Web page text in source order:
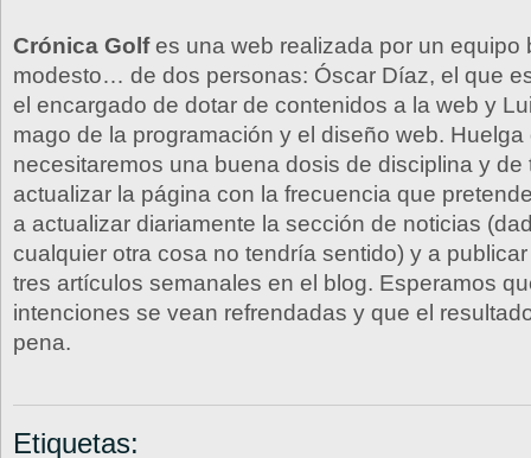
Crónica Golfes una web realizada por un equipo
modesto… de dos personas: Óscar Díaz, el que
el encargado de dotar de contenidos a la web y
mago de la programación y el diseño web. Huelga
necesitaremos una buena dosis de disciplina y de
actualizar la página con la frecuencia que
a actualizar diariamente la sección de noticias
cualquier otra cosa no tendría sentido) y a
tres artículos semanales en el blog. Esperamos
intenciones se vean refrendadas y que el
pena.
Etiquetas: